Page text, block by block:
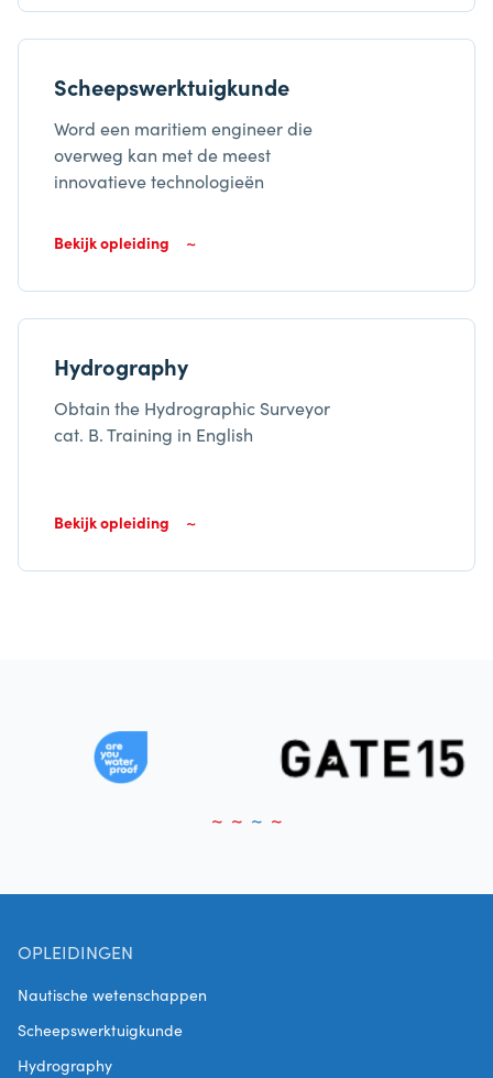
Scheepswerktuigkunde
Word een maritiem engineer die
overweg kan met de meest
innovatieve technologieën
Bekijk opleiding
Hydrography
Obtain the Hydrographic Surveyor
cat. B. Training in English
Bekijk opleiding
OPLEIDINGEN
Nautische wetenschappen
Scheepswerktuigkunde
Hydrography